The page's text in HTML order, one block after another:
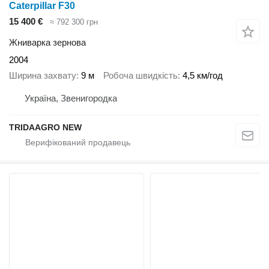
Caterpillar F30
15 400 €
≈ 792 300 грн
Жниварка зернова
2004
Ширина захвату 9 м Робоча швидкість 4,5 км/год
Україна, Звенигородка
TRIDAAGRO NEW